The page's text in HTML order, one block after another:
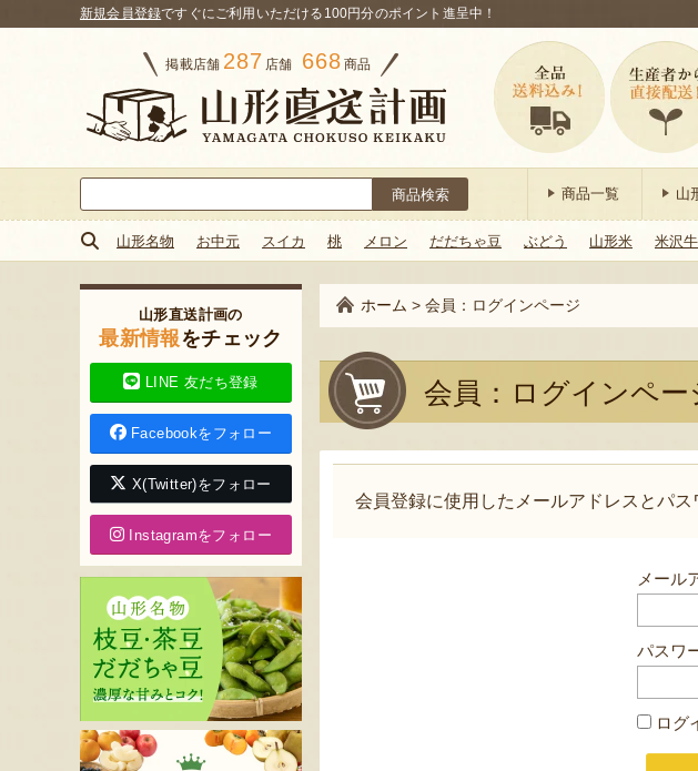
新規会員登録ですぐにご利用いただける100円分のポイント進呈中！
掲載店舗 287 店舗 668 商品
索:
商品一覧 山
山形名物 お中元 スイカ 桃 メロン だだちゃ豆 ぶどう 山形米 米沢牛
ホーム > 会員：ログインページ
会員：ログインペー
会員登録に使用したメールアドレスとパ
メール
パスワ
ログ
山形直送計画の
最新情報をチェック
LINE 友だち登録
Facebookをフォロー
X(Twitter)をフォロー
Instagramをフォロー